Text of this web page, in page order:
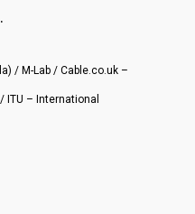
/ M-Lab / Cable.co.uk –
ITU – International